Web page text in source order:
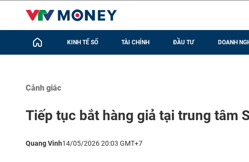
KINH TẾ SỐ TÀI CHÍNH ĐẦU TƯ DOANH
Cảnh giác
Tiếp tục bắt hàng giả tại trung tâm
Quang Vinh14/05/2026 20:03 GMT+7